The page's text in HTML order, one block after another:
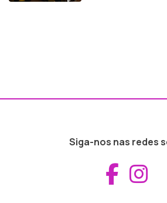
Siga-nos nas redes